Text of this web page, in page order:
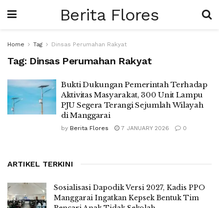
Berita Flores
Home Tag Dinsas Perumahan Rakyat
Tag: Dinsas Perumahan Rakyat
Bukti Dukungan Pemerintah Terhadap
Aktivitas Masyarakat, 300 Unit Lampu
PJU Segera Terangi Sejumlah Wilayah
di Manggarai
by Berita Flores 7 JANUARY 2026 0
ARTIKEL TERKINI
Sosialisasi Dapodik Versi 2027, Kadis PPO
Manggarai Ingatkan Kepsek Bentuk Tim